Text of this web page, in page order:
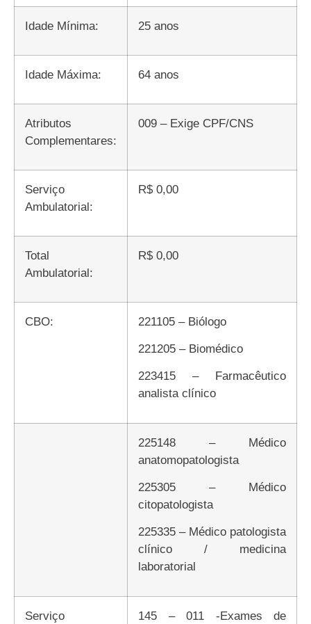
Idade Mínima: 25 anos
Idade Máxima: 64 anos
Atributos
Complementares:
009 – Exige CPF/CNS
Serviço
Ambulatorial:
R$ 0,00
Total
Ambulatorial:
R$ 0,00
CBO:
221105 – Biólogo
221205 – Biomédico
223415 – Farmacêutico
analista clínico
225148 – Médico
anatomopatologista
225305 – Médico
citopatologista
225335 – Médico patologista
clínico / medicina
laboratorial
Serviço
145 – 011 -Exames de